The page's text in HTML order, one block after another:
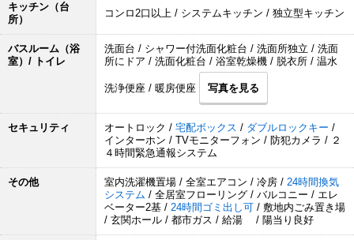
キッチン（台
所）
コンロ2口以上 / システムキッチン / 独立型キッチン
バスルーム（浴
室）/ トイレ
洗面台 / シャワー付洗面化粧台 / 洗面所独立 / 洗面
所にドア / 洗面化粧台 / 浴室乾燥機 / 脱衣所 / 温水
洗浄便座 / 暖房便座 写真を見る
セキュリティ オートロック / 宅配ボックス / ダブルロックキー /
インターホン / TVモニターフォン / 防犯カメラ / ２
４時間緊急通報システム
その他 室内洗濯機置場 / 全室エアコン / 冷房 / 24時間換気
システム / 全居室フローリング / バルコニー / エレ
ベーター2基 / 24時間ゴミ出し可 / 敷地内ごみ置き場
/ 玄関ホール / 都市ガス / 給湯 / 陽当り良好